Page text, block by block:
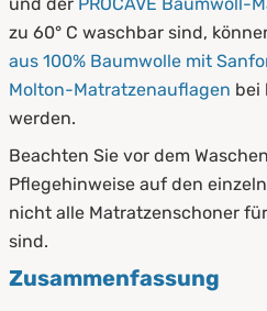
zu 60° C waschbar sind,
aus 100% Baumwolle mit
Molton-Matratzenauflagen bei
werden.
Beachten Sie vor dem
Pflegehinweise auf den
nicht alle Matratzenschoner
sind.
Zusammenfassung